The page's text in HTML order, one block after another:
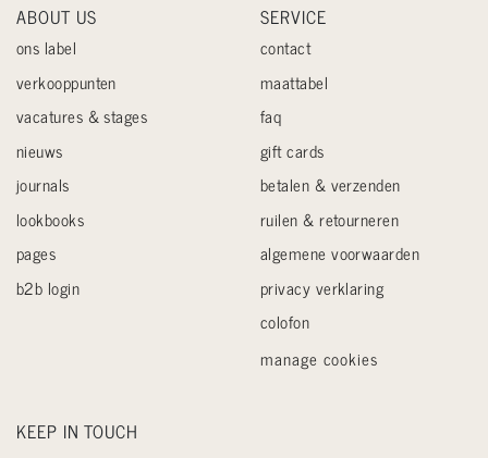
ABOUT US
ons label
verkooppunten
vacatures & stages
nieuws
journals
lookbooks
pages
b2b login
SERVICE
contact
maattabel
faq
gift cards
betalen & verzenden
ruilen & retourneren
algemene voorwaarden
privacy verklaring
colofon
manage cookies
KEEP IN TOUCH